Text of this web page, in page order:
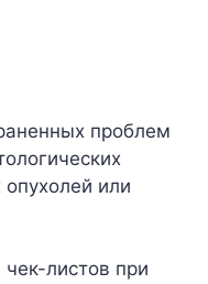
проблем
или
листов при